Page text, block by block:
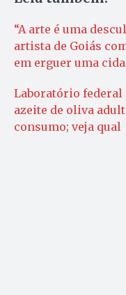
“A arte é uma
artista de Goiás
em erguer uma
Laboratório federal
azeite de oliva
consumo; veja qual